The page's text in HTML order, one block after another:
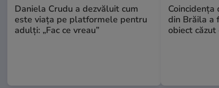
Daniela Crudu a dezvăluit cum
este viața pe platformele pentru
adulți: „Fac ce vreau”
Coincidența
din Brăila a
obiect căzut